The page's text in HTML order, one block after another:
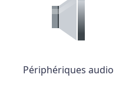
Périphériques audio